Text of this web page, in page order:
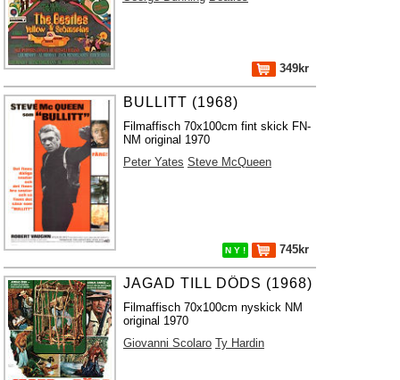
349kr
BULLITT (1968)
Filmaffisch 70x100cm fint skick FN-
NM original 1970
Peter Yates Steve McQueen
N Y ! 745kr
JAGAD TILL DÖDS (1968)
Filmaffisch 70x100cm nyskick NM
original 1970
Giovanni Scolaro Ty Hardin